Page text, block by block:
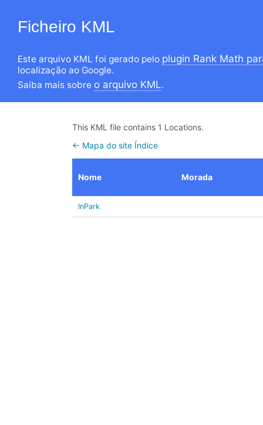
Ficheiro KML
Este arquivo KML foi gerado pelo plugin Rank Math
localização ao Google.
Saiba mais sobre o arquivo KML.
This KML file contains 1 Locations.
← Mapa do site Índice
Nome Morada
InPark